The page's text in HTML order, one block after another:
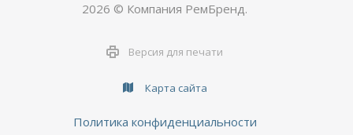
2026 © Компания РемБренд.
Версия для печати
Карта сайта
Политика конфиденциальности